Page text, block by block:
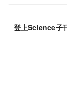
登上Science子